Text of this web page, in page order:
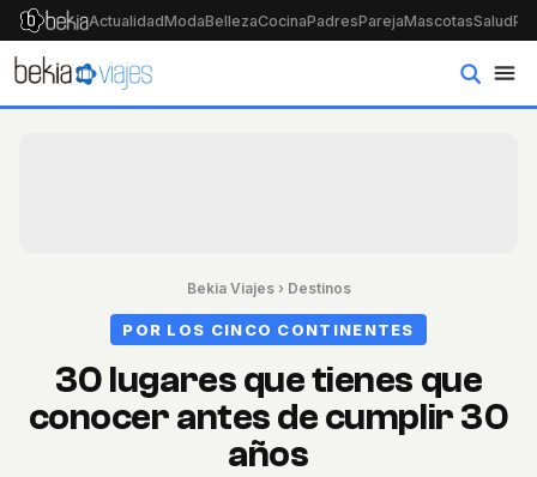
ActualidadModaBellezaCocinaPadresParejaMascotasSalud
Bekia Viajes› Destinos
POR LOS CINCO CONTINENTES
30 lugares que tienes que
conocer antes de cumplir 30
años